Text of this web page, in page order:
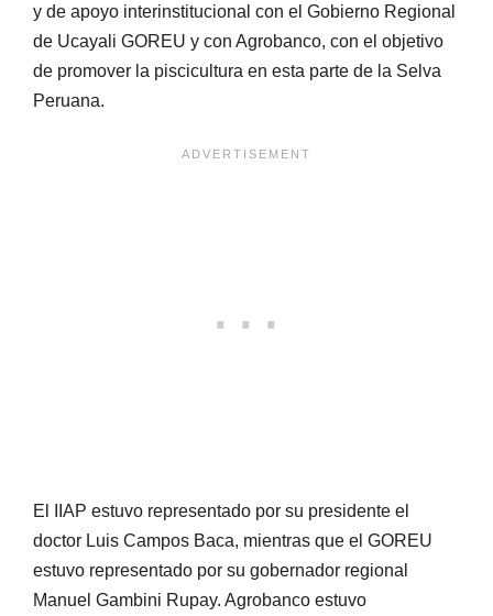
y de apoyo interinstitucional con el Gobierno Regional
de Ucayali GOREU y con Agrobanco, con el objetivo
de promover la piscicultura en esta parte de la Selva
Peruana.
El IIAP estuvo representado por su presidente el
doctor Luis Campos Baca, mientras que el GOREU
estuvo representado por su gobernador regional
Manuel Gambini Rupay. Agrobanco estuvo